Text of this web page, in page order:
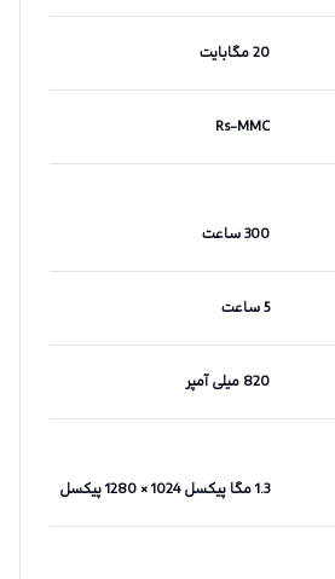
20 مگابایت
Rs-MMC
300 ساعت
5 ساعت
820 میلی آمپر
1.3 مگا پیکسل 1024 × 1280 پیکسل